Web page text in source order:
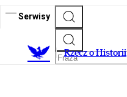
Serwisy
Rzecz o Historii